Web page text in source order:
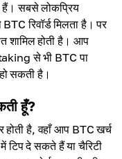
सबसे लोकप्रिय
रिवॉर्ड मिलता है। पर
शामिल होती है। आप
से भी BTC पा
सकती है।
हूँ?
होती है, वहाँ आप BTC खर्च
दे सकते हैं या चैरिटी